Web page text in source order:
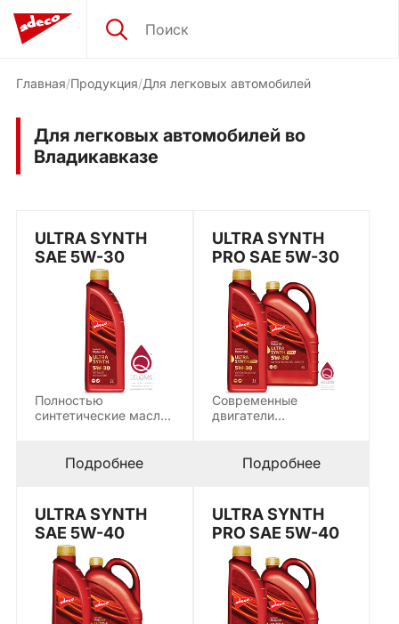
Главная Продукция Для легковых автомобилей
Для легковых автомобилей во
Владикавказе
ULTRA SYNTH
SAE 5W-30
Полностью
синтетические масла
большинства
современных…
Подробнее
ULTRA SYNTH
PRO SAE 5W-30
Современные
двигатели
системами DPF и
Подробнее
ULTRA SYNTH
SAE 5W-40
ULTRA SYNTH
PRO SAE 5W-40